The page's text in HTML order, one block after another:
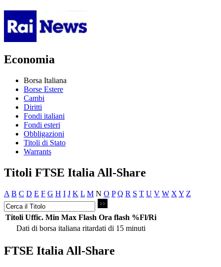
Economia
Borsa Italiana
Borse Estere
Cambi
Diritti
Fondi italiani
Fondi esteri
Obbligazioni
Titoli di Stato
Warrants
Titoli FTSE Italia All-Share
A B C D E F G H I J K L M N O P Q R S T U V W X Y Z
Titoli Uffic. Min Max Flash Ora flash %Fl/Ri
Dati di borsa italiana ritardati di 15 minuti
FTSE Italia All-Share